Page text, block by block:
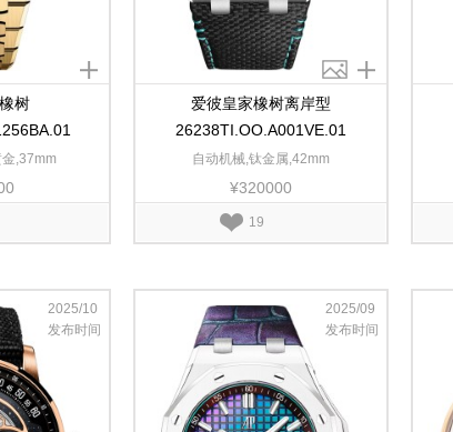
树
,37mm
爱彼皇家橡树离岸型
26238TI.OO.A001VE.01
自动机械,钛金属,42mm
¥320000
19
2025/10
发布时间
2025/09
发布时间